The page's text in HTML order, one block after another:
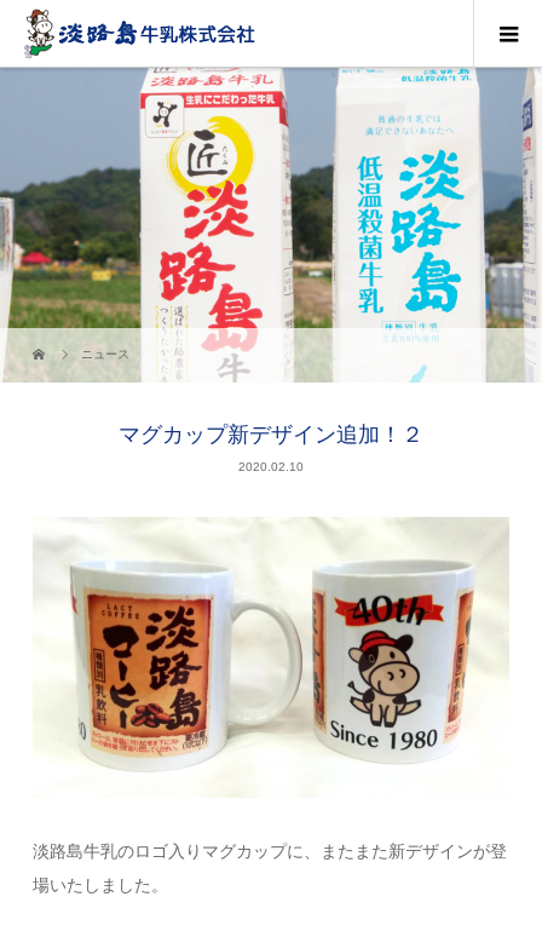
ニュース
マグカップ新デザイン追加！２
2020.02.10
淡路島牛乳のロゴ入りマグカップに、またまた新デザインが登
場いたしました。